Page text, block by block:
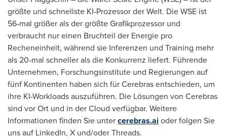
größte und schnellste KI-Prozessor der Welt. Die WSE ist
56-mal größer als der größte Grafikprozessor und
verbraucht nur einen Bruchteil der Energie pro
Recheneinheit, während sie Inferenzen und Training mehr
als 20-mal schneller als die Konkurrenz liefert. Führende
Unternehmen, Forschungsinstitute und Regierungen auf
fünf Kontinenten haben sich für Cerebras entschieden, um
ihre KI-Workloads auszuführen. Die Lösungen von Cerebras
sind vor Ort und in der Cloud verfügbar. Weitere
Informationen finden Sie untercerebras.aioder folgen Sie
uns auf LinkedIn, X und/oder Threads.